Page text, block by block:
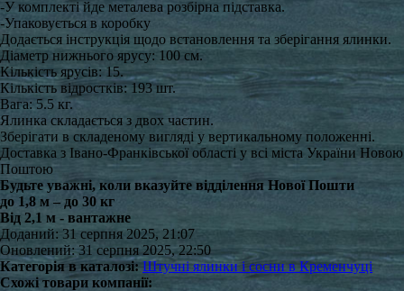
-У комплекті йде металева розбірна підставка.
-Упаковується в коробку
Додається інструкція щодо встановлення та зберігання ялинки.
Діаметр нижнього ярусу: 100 см.
Кількість ярусів: 15.
Кількість відростків: 193 шт.
Вага: 5.5 кг.
Ялинка складається з двох частин.
Зберігати в складеному вигляді у вертикальному положенні.
Доставка з Івано-Франківської області у всі міста України Новою
Поштою
Будьте уважні, коли вказуйте відділення Нової Пошти
до 1,8 м – до 30 кг
Від 2,1 м - вантажне
Доданий: 31 серпня 2025, 21:07
Оновлений: 31 серпня 2025, 22:50
Категорія в каталозі: Штучні ялинки і сосни в Кременчуці
Схожі товари компанії: